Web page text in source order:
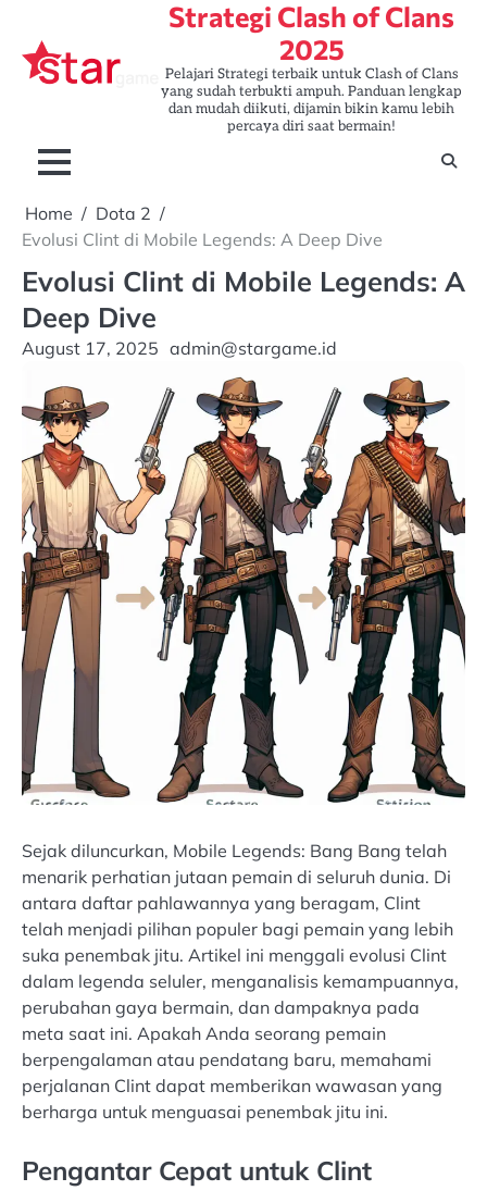
content
Strategi Clash of Clans
2025
Pelajari Strategi terbaik untuk Clash of Clans
yang sudah terbukti ampuh. Panduan lengkap
dan mudah diikuti, dijamin bikin kamu lebih
percaya diri saat bermain!
Home
Dota 2
Evolusi Clint di Mobile Legends: A Deep Dive
Evolusi Clint di Mobile Legends: A
Deep Dive
August 17, 2025 admin@stargame.id
Sejak diluncurkan, Mobile Legends: Bang Bang telah
menarik perhatian jutaan pemain di seluruh dunia. Di
antara daftar pahlawannya yang beragam, Clint
telah menjadi pilihan populer bagi pemain yang lebih
suka penembak jitu. Artikel ini menggali evolusi Clint
dalam legenda seluler, menganalisis kemampuannya,
perubahan gaya bermain, dan dampaknya pada
meta saat ini. Apakah Anda seorang pemain
berpengalaman atau pendatang baru, memahami
perjalanan Clint dapat memberikan wawasan yang
berharga untuk menguasai penembak jitu ini.
Pengantar Cepat untuk Clint